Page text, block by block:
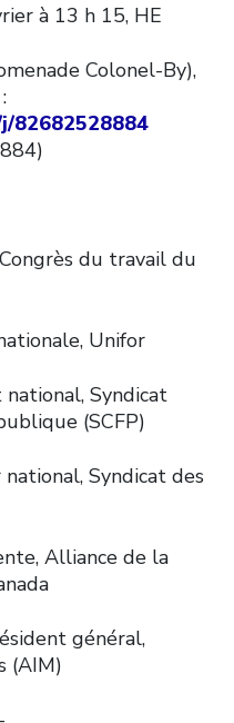
à 13 h 15, HE
Colonel-By),
82682528884
du travail du
Unifor
national, Syndicat
(SCFP)
Syndicat des
Alliance de la
général,
(AIM)